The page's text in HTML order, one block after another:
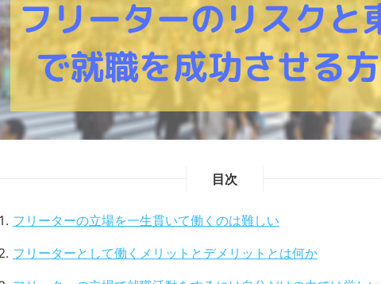
目次
フリーターの立場を一生貫いて働くのは難しい
フリーターとして働くメリットとデメリットとは何か